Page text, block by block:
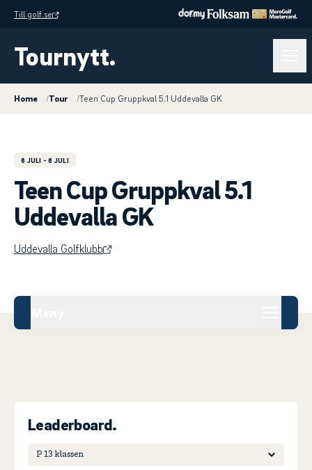
Till golf.se
Tournytt.
Home /Tour /Teen Cup Gruppkval 5.1 Uddevalla GK
6 JULI - 6 JULI
Teen Cup Gruppkval 5.1
Uddevalla GK
Uddevalla Golfklubb
Leaderboard.